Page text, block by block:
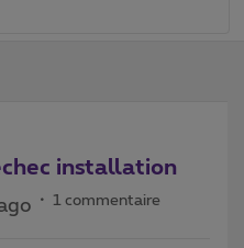
installation
1 commentaire